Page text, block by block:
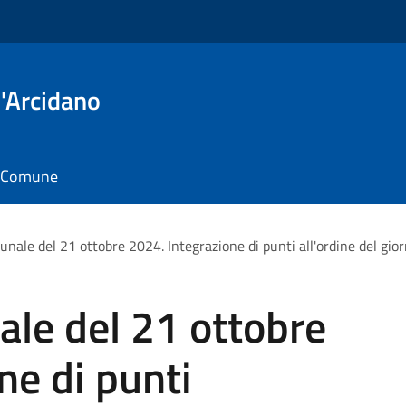
del 21 ottobre 2024. Integrazione di punti all'ordine del
del 21 ottobre
di punti